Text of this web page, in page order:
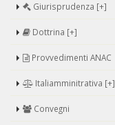
Giurisprudenza [+]
Dottrina [+]
Provvedimenti ANAC
Italiamminitrativa [+]
Convegni